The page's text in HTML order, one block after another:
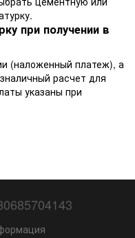
при получении в
(наложенный платеж), а
расчет для
указаны при